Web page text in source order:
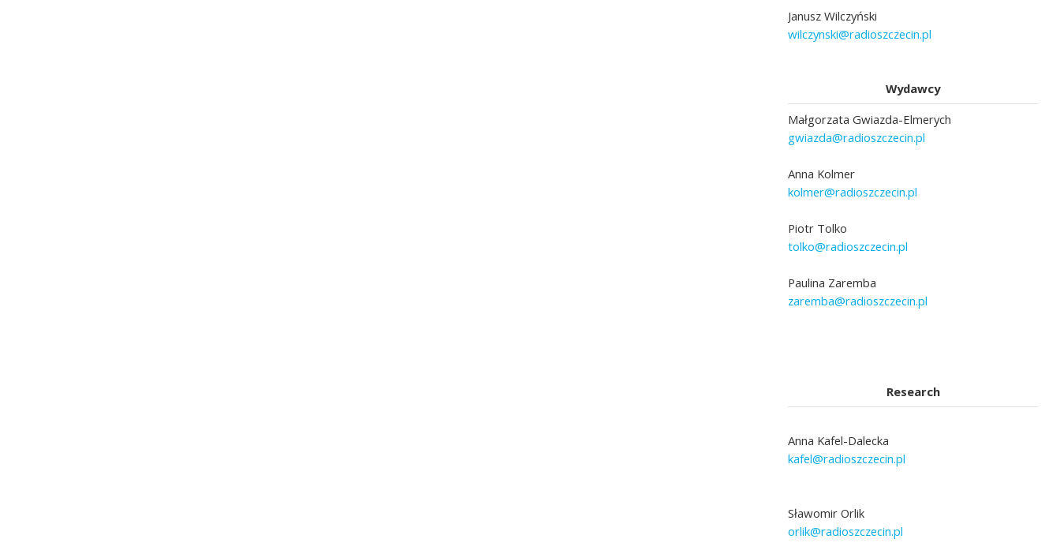
Janusz Wilczyński
wilczynski@radioszczecin.pl
Wydawcy
Małgorzata Gwiazda-Elmerych
gwiazda@radioszczecin.pl
Anna Kolmer
kolmer@radioszczecin.pl
Piotr Tolko
tolko@radioszczecin.pl
Paulina Zaremba
zaremba@radioszczecin.pl
Research
Anna Kafel-Dalecka
kafel@radioszczecin.pl
Sławomir Orlik
orlik@radioszczecin.pl